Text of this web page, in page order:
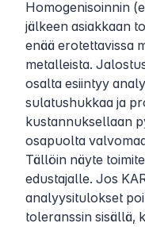
Homogenisoinnin
jälkeen asiakkaan
enää erotettavissa
metalleista.
osalta esiintyy
sulatushukkaa ja
kustannuksellaan
osapuolta
Tällöin näyte
edustajalle. Jos
analyysitulokset
toleranssin sisällä,